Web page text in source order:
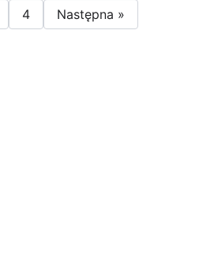
4 Następna »